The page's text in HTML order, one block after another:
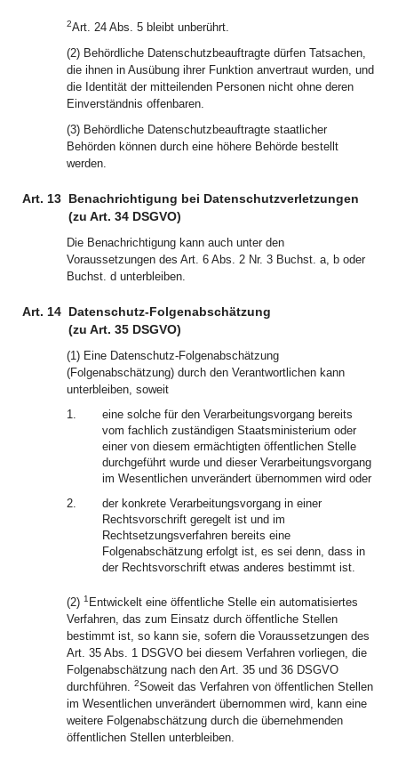
2Art. 24 Abs. 5 bleibt unberührt.
(2) Behördliche Datenschutzbeauftragte dürfen Tatsachen,
die ihnen in Ausübung ihrer Funktion anvertraut wurden, und
die Identität der mitteilenden Personen nicht ohne deren
Einverständnis offenbaren.
(3) Behördliche Datenschutzbeauftragte staatlicher
Behörden können durch eine höhere Behörde bestellt
werden.
Art. 13 Benachrichtigung bei Datenschutzverletzungen
(zu Art. 34 DSGVO)
Die Benachrichtigung kann auch unter den
Voraussetzungen des Art. 6 Abs. 2 Nr. 3 Buchst. a, b oder
Buchst. d unterbleiben.
Art. 14 Datenschutz-Folgenabschätzung
(zu Art. 35 DSGVO)
(1) Eine Datenschutz-Folgenabschätzung
(Folgenabschätzung) durch den Verantwortlichen kann
unterbleiben, soweit
1.
eine solche für den Verarbeitungsvorgang bereits
vom fachlich zuständigen Staatsministerium oder
einer von diesem ermächtigten öffentlichen Stelle
durchgeführt wurde und dieser Verarbeitungsvorgang
im Wesentlichen unverändert übernommen wird oder
2.
der konkrete Verarbeitungsvorgang in einer
Rechtsvorschrift geregelt ist und im
Rechtsetzungsverfahren bereits eine
Folgenabschätzung erfolgt ist, es sei denn, dass in
der Rechtsvorschrift etwas anderes bestimmt ist.
(2) 1 Entwickelt eine öffentliche Stelle ein automatisiertes
Verfahren, das zum Einsatz durch öffentliche Stellen
bestimmt ist, so kann sie, sofern die Voraussetzungen des
Art. 35 Abs. 1 DSGVO bei diesem Verfahren vorliegen, die
Folgenabschätzung nach den Art. 35 und 36 DSGVO
durchführen. 2Soweit das Verfahren von öffentlichen Stellen
im Wesentlichen unverändert übernommen wird, kann eine
weitere Folgenabschätzung durch die übernehmenden
öffentlichen Stellen unterbleiben.